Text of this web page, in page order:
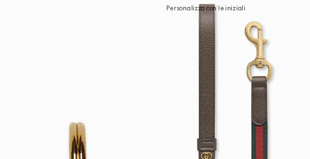
Personalizza con le iniziali